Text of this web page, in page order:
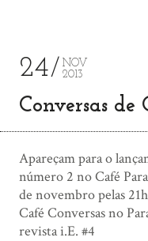
24
NOV
2013
Conversas de
Apareçam para o
número 2 no Café
de novembro pelas
Café Conversas no
revista i.E. #4